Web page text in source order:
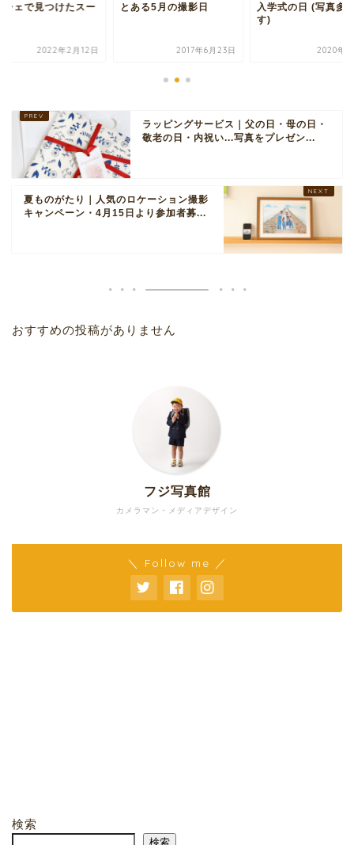
る5月の撮影日
2017年6月23日
入学式の日 (写真多めで
2020年4月9日
マルシェで見つけた
プ
2022年2
ラッピングサービス｜父の日・母の日・
敬老の日・内祝い...写真をプレゼン...
夏ものがたり｜人気のロケーション撮影
キャンペーン・4月15日より参加者募...
おすすめの投稿がありません
カメラマン・メディアデザイン
フジ写真館
＼ Follow me ／
検索
検索